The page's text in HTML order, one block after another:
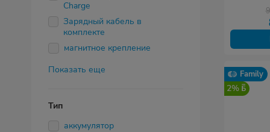
Charge
Зарядный кабель в
комплекте
магнитное крепление
Показать еще
Тип
аккумулятор
Family
2%